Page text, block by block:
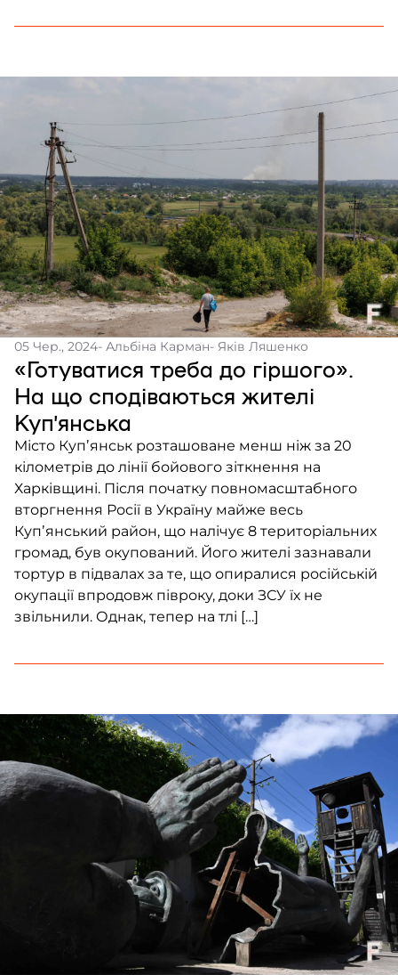
05 Чер., 2024- Альбіна Карман- Яків Ляшенко
«Готуватися треба до гіршого».
На що сподіваються жителі
Купʼянська
Місто Купʼянськ розташоване менш ніж за 20
кілометрів до лінії бойового зіткнення на
Харківщині. Після початку повномасштабного
вторгнення Росії в Україну майже весь
Купʼянський район, що налічує 8 територіальних
громад, був окупований. Його жителі зазнавали
тортур в підвалах за те, що опиралися російській
окупації впродовж півроку, доки ЗСУ їх не
звільнили. Однак, тепер на тлі […]